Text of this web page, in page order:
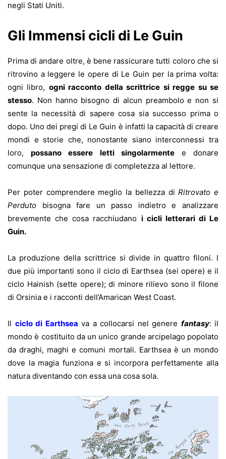
negli Stati Uniti.
Gli Immensi cicli di Le Guin
Prima di andare oltre, è bene rassicurare tutti coloro che si
ritrovino a leggere le opere di Le Guin per la prima volta:
ogni libro, ogni racconto della scrittrice si regge su se
stesso. Non hanno bisogno di alcun preambolo e non si
sente la necessità di sapere cosa sia successo prima o
dopo. Uno dei pregi di Le Guin è infatti la capacità di creare
mondi e storie che, nonostante siano interconnessi tra
loro,possano essere letti singolarmentee donare
comunque una sensazione di completezza al lettore.
Per poter comprendere meglio la bellezza diRitrovato e
Perduto bisogna fare un passo indietro e analizzare
brevemente che cosa racchiudano i cicli letterari di Le
Guin.
La produzione della scrittrice si divide in quattro filoni. I
due più importanti sono il ciclo di Earthsea (sei opere) e il
ciclo Hainish (sette opere); di minore rilievo sono il filone
di Orsinia e i racconti dell’Amarican West Coast.
Il ciclo di Earthsea va a collocarsi nel genere fantasy: il
mondo è costituito da un unico grande arcipelago popolato
da draghi, maghi e comuni mortali. Earthsea è un mondo
dove la magia funziona e si incorpora perfettamente alla
natura diventando con essa una cosa sola.